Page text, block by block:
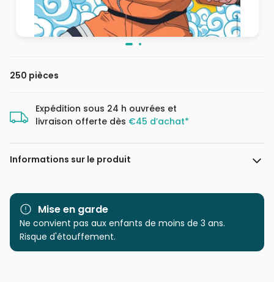
250 pièces
Expédition sous 24 h ouvrées et
livraison offerte dès €45 d’achat*
Informations sur le produit
Marque Nathan
Catégorie
Puzzles - Bandes Dessinées
Mise en garde
Ne convient pas aux enfants de moins de 3 ans.
Risque d'étouffement.